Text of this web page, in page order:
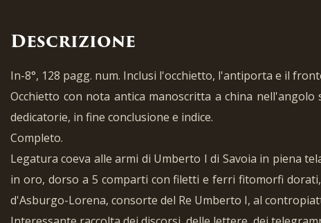
Descrizione
In-8°, 128 pagg. num. Inclusi l'occhietto, l'antiporta e il
Occhietto con nota antica manoscritta a china
dedicatorie, in fine conclusione e indice.
Completo.
Legatura coeva alle armi di Umberto I di Savoia in piena
in oro, dorso a 5 comparti con filetti e ferri fitomorfi
d'Asburgo-Lorena, consorte del Re Umberto I, al